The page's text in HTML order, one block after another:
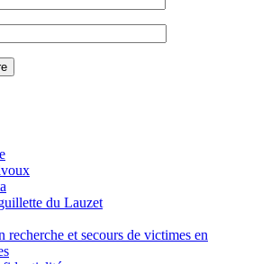
du Lauzet
recherche et secours de victimes en